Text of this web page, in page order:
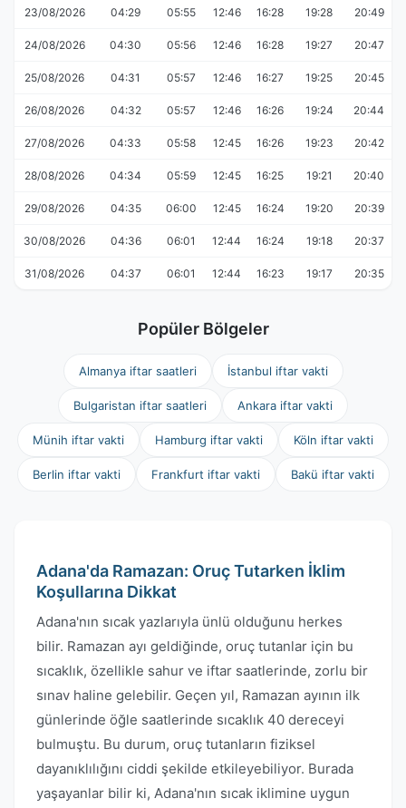
23/08/2026 04:29 05:55 12:46 16:28 19:28 20:49
24/08/2026 04:30 05:56 12:46 16:28 19:27 20:47
25/08/2026 04:31 05:57 12:46 16:27 19:25 20:45
26/08/2026 04:32 05:57 12:46 16:26 19:24 20:44
27/08/2026 04:33 05:58 12:45 16:26 19:23 20:42
28/08/2026 04:34 05:59 12:45 16:25 19:21 20:40
29/08/2026 04:35 06:00 12:45 16:24 19:20 20:39
30/08/2026 04:36 06:01 12:44 16:24 19:18 20:37
31/08/2026 04:37 06:01 12:44 16:23 19:17 20:35
Popüler Bölgeler
Almanya iftar saatleri İstanbul iftar vakti
Bulgaristan iftar saatleri Ankara iftar vakti
Münih iftar vakti Hamburg iftar vakti Köln iftar vakti
Berlin iftar vakti Frankfurt iftar vakti Bakü iftar vakti
Adana'da Ramazan: Oruç Tutarken İklim
Koşullarına Dikkat
Adana'nın sıcak yazlarıyla ünlü olduğunu herkes
bilir. Ramazan ayı geldiğinde, oruç tutanlar için bu
sıcaklık, özellikle sahur ve iftar saatlerinde, zorlu bir
sınav haline gelebilir. Geçen yıl, Ramazan ayının ilk
günlerinde öğle saatlerinde sıcaklık 40 dereceyi
bulmuştu. Bu durum, oruç tutanların fiziksel
dayanıklılığını ciddi şekilde etkileyebiliyor. Burada
yaşayanlar bilir ki, Adana'nın sıcak iklimine uygun